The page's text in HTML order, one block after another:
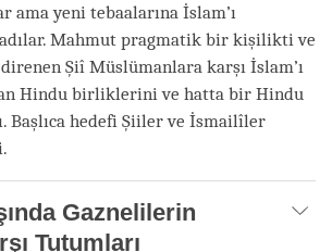
ama yeni tebaalarına İslam’ı
Mahmut pragmatik bir kişilikti ve
Şiî Müslümanlara karşı İslam’ı
Hindu birliklerini ve hatta bir Hindu
Başlıca hedefi Şiiler ve İsmailîler
Gaznelilerin
Tutumları